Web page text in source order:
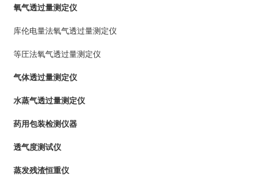
氧气透过量测定仪
库伦电量法氧气透过量测定仪
等圧法氧气透过量测定仪
气体透过量测定仪
水蒸气透过量测定仪
药用包装检测仪器
透气度测试仪
蒸发残渣恒重仪